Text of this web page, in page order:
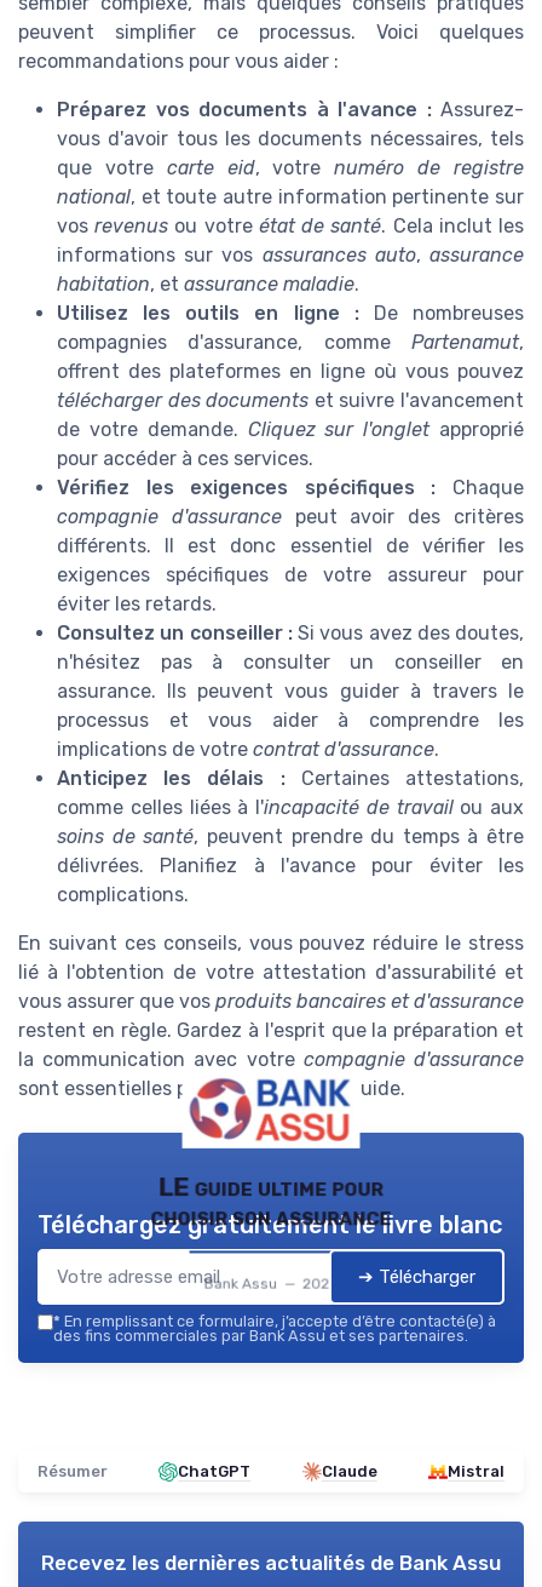
peuvent simplifier ce processus. Voici quelques
recommandations pour vous aider :
Préparez vos documents à l'avance :Assurez-
vous d'avoir tous les documents nécessaires, tels
que votre carte eid, votrenuméro de registre
national, et toute autre information pertinente sur
vosrevenus ou votre état de santé. Cela inclut les
informations sur vos assurances auto,assurance
habitation, et assurance maladie.
Utilisez les outils en ligne :De nombreuses
compagnies d'assurance, comme Partenamut,
offrent des plateformes en ligne où vous pouvez
télécharger des documents et suivre l'avancement
de votre demande. Cliquez sur l'ongletapproprié
pour accéder à ces services.
Vérifiez les exigences spécifiques : Chaque
compagnie d'assurancepeut avoir des critères
différents. Il est donc essentiel de vérifier les
exigences spécifiques de votre assureur pour
éviter les retards.
Consultez un conseiller :Si vous avez des doutes,
n'hésitez pas à consulter un conseiller en
assurance. Ils peuvent vous guider à travers le
processus et vous aider à comprendre les
implications de votre contrat d'assurance.
Anticipez les délais :Certaines attestations,
comme celles liées à l'incapacité de travailou aux
soins de santé, peuvent prendre du temps à être
délivrées. Planifiez à l'avance pour éviter les
complications.
En suivant ces conseils, vous pouvez réduire le stress
lié à l'obtention de votre attestation d'assurabilité et
vous assurer que vos produits bancaires et d'assurance
restent en règle. Gardez à l'esprit que la préparation et
la communication avec votre compagnie d'assurance
sont essentielles pour un processus fluide.
LE guide ultime pour
choisir son assurance
Bank Assu — 2026
Téléchargez gratuitement le livre blanc
➔ Télécharger
* En remplissant ce formulaire, j’accepte d’être contacté(e) à
des fins commerciales par Bank Assu et ses partenaires.
Résumer ChatGPT Claude Mistral
Recevez les dernières actualités de Bank Assu